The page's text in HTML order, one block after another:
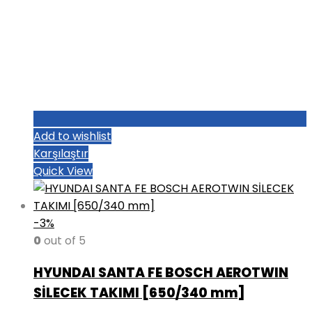
Add to wishlist
Karşılaştır
Quick View
-3%
0 out of 5
HYUNDAI SANTA FE BOSCH AEROTWIN
SİLECEK TAKIMI [650/340 mm]